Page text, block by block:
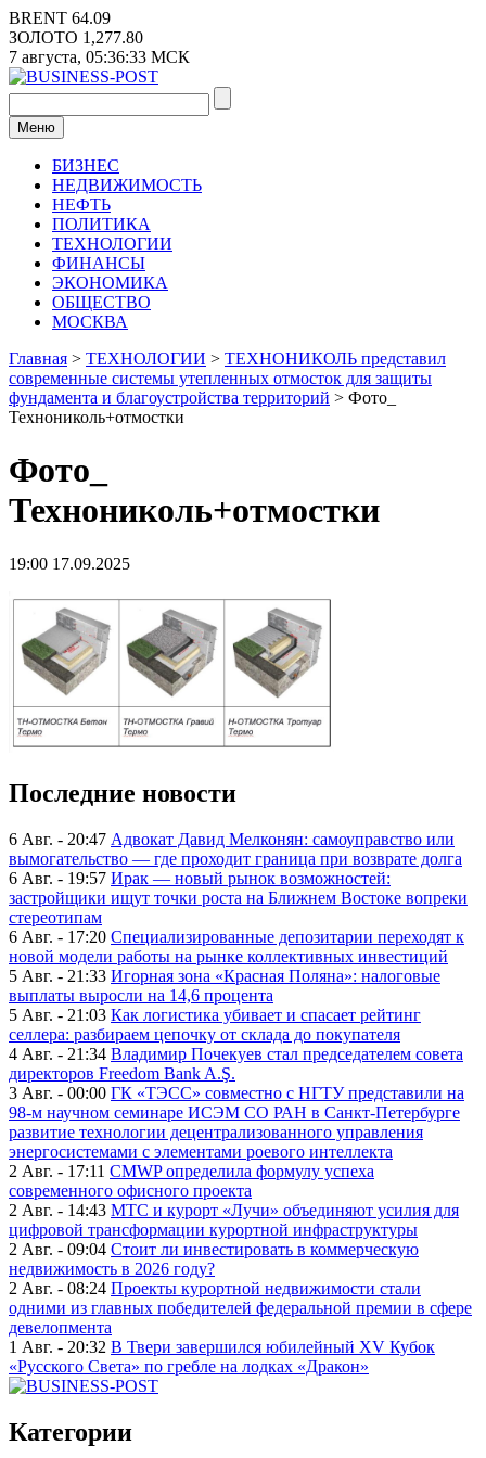
Перейти
к
содержимому
BRENT 64.09
ЗОЛОТО 1,277.80
7 августа, 05:36:33 МСК
Меню
БИЗНЕС
НЕДВИЖИМОСТЬ
НЕФТЬ
ПОЛИТИКА
ТЕХНОЛОГИИ
ФИНАНСЫ
ЭКОНОМИКА
ОБЩЕСТВО
МОСКВА
Главная > ТЕХНОЛОГИИ > ТЕХНОНИКОЛЬ представил
современные системы утепленных отмосток для защиты
фундамента и благоустройства территорий > Фото_
Технониколь+отмостки
Фото_
Технониколь+отмостки
19:00 17.09.2025
Последние новости
6 Авг. - 20:47 Адвокат Давид Мелконян: самоуправство или
вымогательство — где проходит граница при возврате долга
6 Авг. - 19:57 Ирак — новый рынок возможностей:
застройщики ищут точки роста на Ближнем Востоке вопреки
стереотипам
6 Авг. - 17:20 Специализированные депозитарии переходят к
новой модели работы на рынке коллективных инвестиций
5 Авг. - 21:33 Игорная зона «Красная Поляна»: налоговые
выплаты выросли на 14,6 процента
5 Авг. - 21:03 Как логистика убивает и спасает рейтинг
селлера: разбираем цепочку от склада до покупателя
4 Авг. - 21:34 Владимир Почекуев стал председателем совета
директоров Freedom Bank A.Ş.
3 Авг. - 00:00 ГК «ТЭСС» совместно с НГТУ представили на
98-м научном семинаре ИСЭМ СО РАН в Санкт-Петербурге
развитие технологии децентрализованного управления
энергосистемами с элементами роевого интеллекта
2 Авг. - 17:11 CMWP определила формулу успеха
современного офисного проекта
2 Авг. - 14:43 МТС и курорт «Лучи» объединяют усилия для
цифровой трансформации курортной инфраструктуры
2 Авг. - 09:04 Стоит ли инвестировать в коммерческую
недвижимость в 2026 году?
2 Авг. - 08:24 Проекты курортной недвижимости стали
одними из главных победителей федеральной премии в сфере
девелопмента
1 Авг. - 20:32 В Твери завершился юбилейный XV Кубок
«Русского Света» по гребле на лодках «Дракон»
Категории